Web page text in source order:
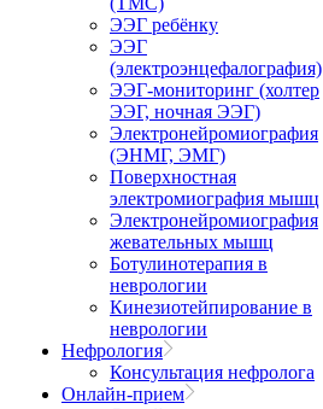
ЭЭГ ребёнку
ЭЭГ
(электроэнцефалография)
ЭЭГ-мониторинг (холтер
ЭЭГ, ночная ЭЭГ)
Электронейромиография
(ЭНМГ, ЭМГ)
Поверхностная
электромиография мышц
Электронейромиография
жевательных мышц
Ботулинотерапия в
неврологии
Кинезиотейпирование в
неврологии
Нефрология
Консультация нефролога
Онлайн-прием